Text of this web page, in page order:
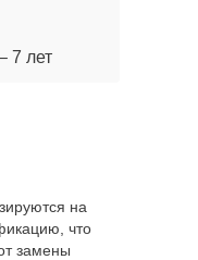
7 лет
на
что
замены